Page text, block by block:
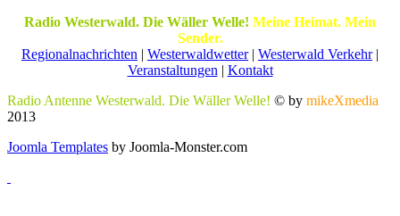
Radio Westerwald. Die Wäller Welle! Meine Heimat. Mein
Sender.
Regionalnachrichten | Westerwaldwetter| Westerwald Verkehr|
Veranstaltungen | Kontakt
Radio Antenne Westerwald. Die Wäller Welle! © by mikeXmedia
2013
Joomla Templates by Joomla-Monster.com